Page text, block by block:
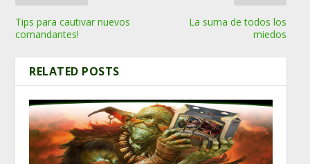
Tips para cautivar nuevos
comandantes!
La suma de todos los
miedos
RELATED POSTS